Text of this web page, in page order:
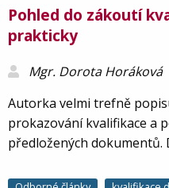
Pohled do zákoutí
prakticky
Mgr. Dorota Horáková
Autorka velmi trefně
prokazování kvalifikace a
předložených